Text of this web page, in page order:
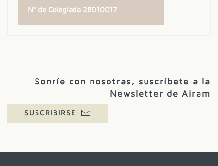
Nº de Colegiada 28010017
Sonríe con nosotras, suscríbete a la
Newsletter de Airam
SUSCRIBIRSE